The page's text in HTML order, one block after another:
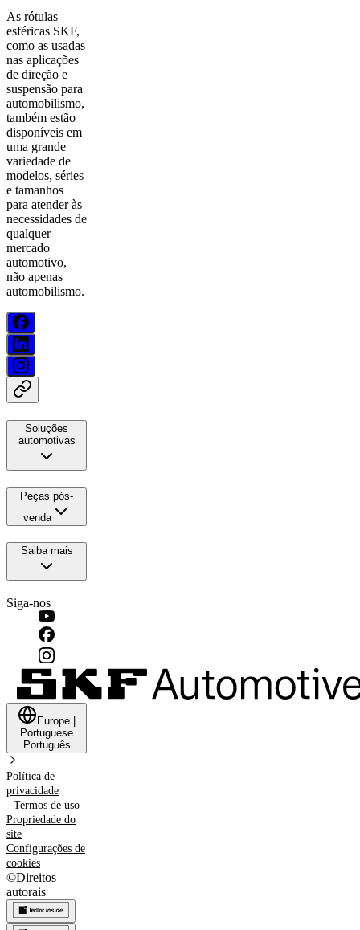
As rótulas
esféricas SKF,
como as usadas
nas aplicações
de direção e
suspensão para
automobilismo,
também estão
disponíveis em
uma grande
variedade de
modelos, séries
e tamanhos
para atender às
necessidades de
qualquer
mercado
automotivo,
não apenas
automobilismo.
Soluções
automotivas
Peças pós-
venda
Saiba mais
Siga-nos
Europe
Portuguese
Português
Política de
privacidade
Termos de uso
Propriedade do
site
Configurações de
cookies
©Direitos
autorais